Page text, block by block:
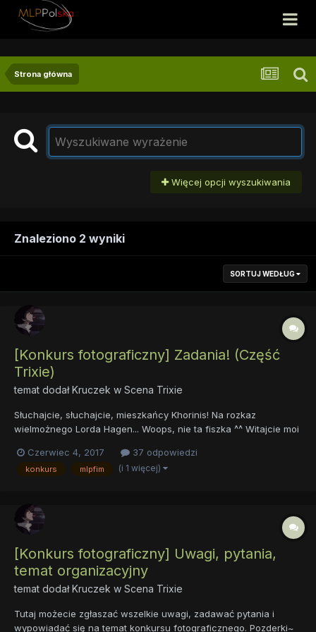
Strona główna
Więcej opcji wyszukiwania
Znaleziono 2 wyniki
SORTUJ WEDŁUG
[Konkurs fotograficzny] Zadania! (Część
Trixie)
temat dodałKruczek w Scena Trixie
Słuchajcie, słuchajcie, mieszkańcy Khorinis! Na rozkaz
wielmożnego Lorda Hagen... Woops, nie ta fiszka ^^ Witajcie moi
pierwsza - najłatwiejsza edycja konkursu fotograficznego
powstałego na współpracy działu Trixie, Thoraxa ora...
Czerwiec 4, 2017 37 odpowiedzi
konkurs mlpfim (i 1 więcej)
[Konkurs fotograficzny] Uwagi, pytania,
temat organizacyjny
temat dodałKruczek w Scena Trixie
Tutaj możecie zgłaszać wszelkie uwagi, zadawać pytania i
wypowiadać się na temat konkursu fotograficznego. Pozderki~